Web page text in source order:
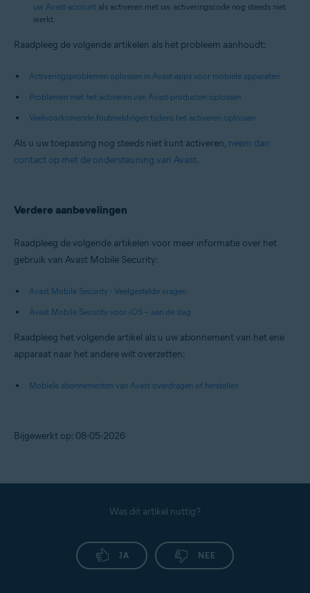
uw Avast-account als activeren met uw activeringscode nog steeds niet
werkt.
Raadpleeg de volgende artikelen als het probleem aanhoudt:
Activeringsproblemen oplossen in Avast-apps voor mobiele apparaten
Problemen met het activeren van Avast-producten oplossen
Veelvoorkomende foutmeldingen tijdens het activeren oplossen
Als u uw toepassing nog steeds niet kunt activeren, neem dan
contact op met de ondersteuning van Avast.
Verdere aanbevelingen
Raadpleeg de volgende artikelen voor meer informatie over het
gebruik van Avast Mobile Security:
Avast Mobile Security - Veelgestelde vragen
Avast Mobile Security voor iOS – aan de slag
Raadpleeg het volgende artikel als u uw abonnement van het ene
apparaat naar het andere wilt overzetten:
Mobiele abonnementen van Avast overdragen of herstellen
Bijgewerkt op: 08-05-2026
Was dit artikel nuttig?
JA NEE